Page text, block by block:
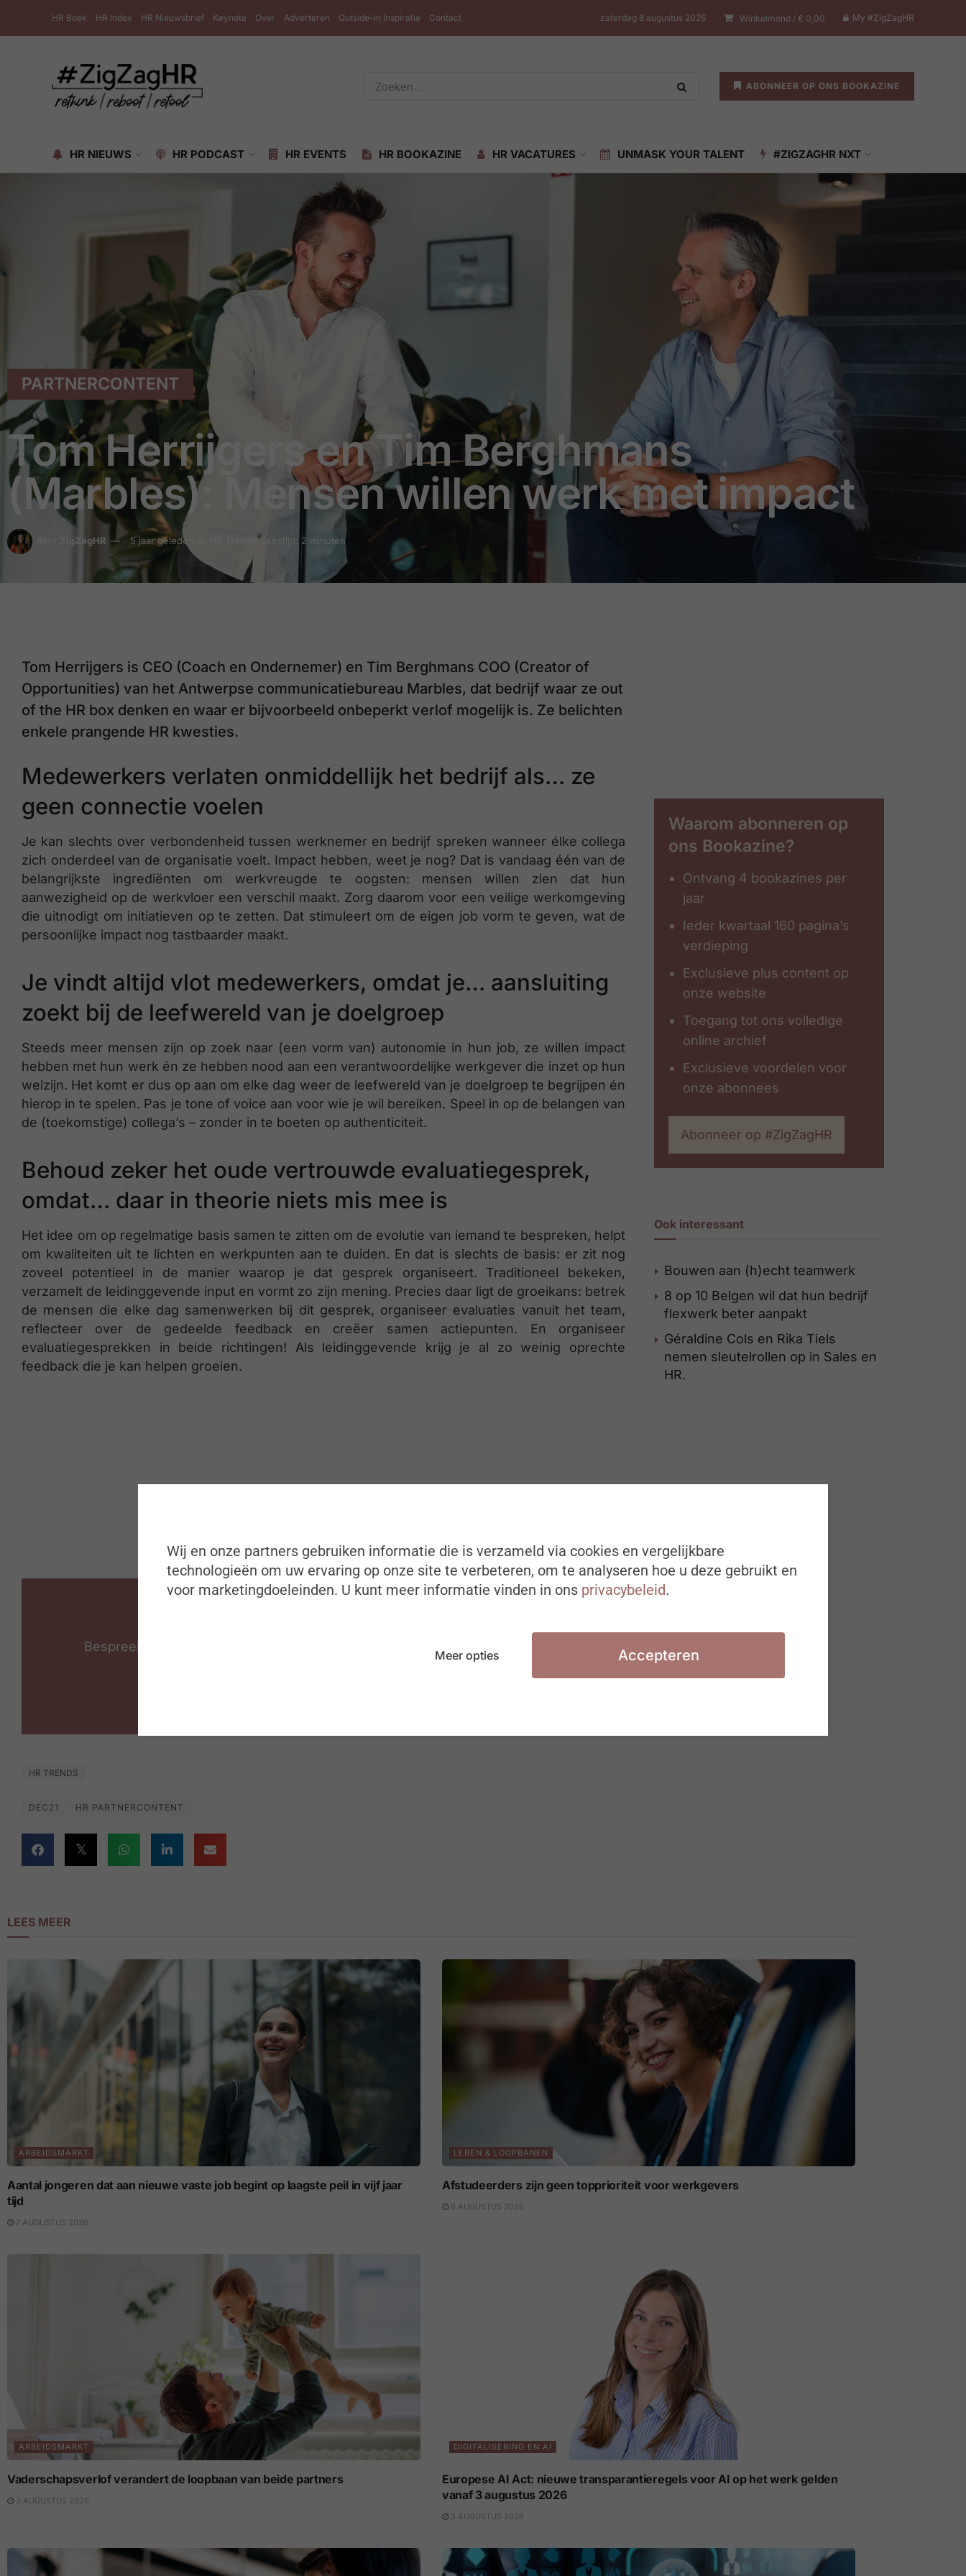
HR Boek HR Index HR Nieuwsbrief Keynote Over Adverteren Outside-in Inspiratie Contact zaterdag 8 augustus 2026 Winkelmand / € 0,00 My #ZigZagHR
ABONNEER OP ONS BOOKAZINE
HR NIEUWS HR PODCAST HR EVENTS HR BOOKAZINE HR VACATURES UNMASK YOUR TALENT #ZIGZAGHR NXT
PARTNERCONTENT
Tom Herrijgers en Tim Berghmans
(Marbles): Mensen willen werk met impact
ZigZagHR 5 jaar geleden Leestijd: 2 minuten
Tom Herrijgers is CEO (Coach en Ondernemer) en Tim Berghmans COO (Creator of
Opportunities) van het Antwerpse communicatiebureau Marbles, dat bedrijf waar ze out
of the HR box denken en waar er bijvoorbeeld onbeperkt verlof mogelijk is. Ze belichten
enkele prangende HR kwesties.
Medewerkers verlaten onmiddellijk het bedrijf als… ze
geen connectie voelen
Je kan slechts over verbondenheid tussen werknemer en bedrijf spreken wanneer élke collega
zich onderdeel van de organisatie voelt. Impact hebben, weet je nog? Dat is vandaag één van de
belangrijkste ingrediënten om werkvreugde te oogsten: mensen willen zien dat hun
aanwezigheid op de werkvloer een verschil maakt. Zorg daarom voor een veilige werkomgeving
die uitnodigt om initiatieven op te zetten. Dat stimuleert om de eigen job vorm te geven, wat de
persoonlijke impact nog tastbaarder maakt.
Je vindt altijd vlot medewerkers, omdat je… aansluiting
zoekt bij de leefwereld van je doelgroep
Steeds meer mensen zijn op zoek naar (een vorm van) autonomie in hun job, ze willen impact
hebben met hun werk én ze hebben nood aan een verantwoordelijke werkgever die inzet op hun
welzijn. Het komt er dus op aan om elke dag weer de leefwereld van je doelgroep te begrijpen én
hierop in te spelen. Pas je tone of voice aan voor wie je wil bereiken. Speel in op de belangen van
de (toekomstige) collega’s – zonder in te boeten op authenticiteit.
Behoud zeker het oude vertrouwde evaluatiegesprek,
omdat… daar in theorie niets mis mee is
Het idee om op regelmatige basis samen te zitten om de evolutie van iemand te bespreken, helpt
om kwaliteiten uit te lichten en werkpunten aan te duiden. En dat is slechts de basis: er zit nog
zoveel potentieel in de manier waarop je dat gesprek organiseert. Traditioneel bekeken,
verzamelt de leidinggevende input en vormt zo zijn mening. Precies daar ligt de groeikans: betrek
de mensen die elke dag samenwerken bij dit gesprek, organiseer evaluaties vanuit het team,
reflecteer over de gedeelde feedback en creëer samen actiepunten. En organiseer
evaluatiegesprekken in beide richtingen! Als leidinggevende krijg je al zo weinig oprechte
feedback die je kan helpen groeien.
Bespreek met ons de opties om jouw branded content op onze site te zetten.
HR TRENDS
DEC21 HR PARTNERCONTENT
Waarom abonneren op
ons Bookazine?
Ontvang 4 bookazines per
jaar
Ieder kwartaal 160 pagina’s
verdieping
Exclusieve plus content op
onze website
Toegang tot ons volledige
online archief
Exclusieve voordelen voor
onze abonnees
Abonneer op #ZigZagHR
Ook interessant
Bouwen aan (h)echt teamwerk
8 op 10 Belgen wil dat hun bedrijf
flexwerk beter aanpakt
Géraldine Cols en Rika Tiels
nemen sleutelrollen op in Sales en
HR.
LEES MEER
ARBEIDSMARKT
Aantal jongeren dat aan nieuwe vaste job begint op laagste peil in vijf jaar
tijd
7 AUGUSTUS 2026
LEREN & LOOPBANEN
Afstudeerders zijn geen topprioriteit voor werkgevers
6 AUGUSTUS 2026
ARBEIDSMARKT
Vaderschapsverlof verandert de loopbaan van beide partners
3 AUGUSTUS 2026
DIGITALISERING EN AI
Europese AI Act: nieuwe transparantieregels voor AI op het werk gelden
vanaf 3 augustus 2026
3 AUGUSTUS 2026
Wij en onze partners gebruiken informatie die is verzameld via cookies en vergelijkbare
technologieën om uw ervaring op onze site te verbeteren, om te analyseren hoe u deze gebruikt en
voor marketingdoeleinden. U kunt meer informatie vinden in ons privacybeleid.
Meer opties Accepteren